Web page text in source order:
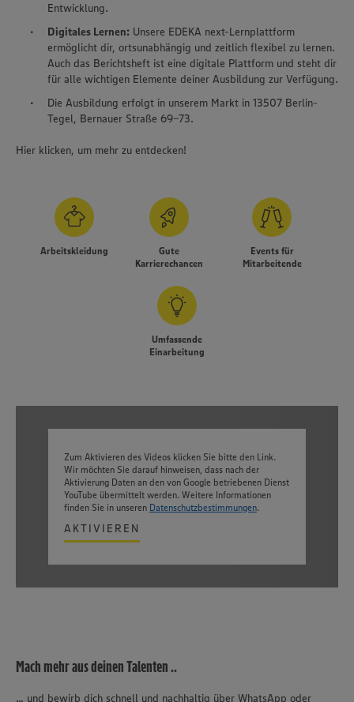
Entwicklung.
Digitales Lernen: Unsere EDEKA next-Lernplattform
ermöglicht dir, ortsunabhängig und zeitlich flexibel zu lernen.
Auch das Berichtsheft ist eine digitale Plattform und steht dir
für alle wichtigen Elemente deiner Ausbildung zur Verfügung.
Die Ausbildung erfolgt in unserem Markt in 13507 Berlin-
Tegel, Bernauer Straße 69-73.
Hier klicken, um mehr zu entdecken!
Arbeitskleidung
Gute
Karrierechancen
Events für
Mitarbeitende
Umfassende
Einarbeitung
Zum Aktivieren des Videos klicken Sie bitte den Link.
Wir möchten Sie darauf hinweisen, dass nach der
Aktivierung Daten an den von Google betriebenen Dienst
YouTube übermittelt werden. Weitere Informationen
finden Sie in unseren Datenschutzbestimmungen.
AKTIVIEREN
Mach mehr aus deinen Talenten ..
... und bewirb dich schnell und nachhaltig über WhatsApp oder